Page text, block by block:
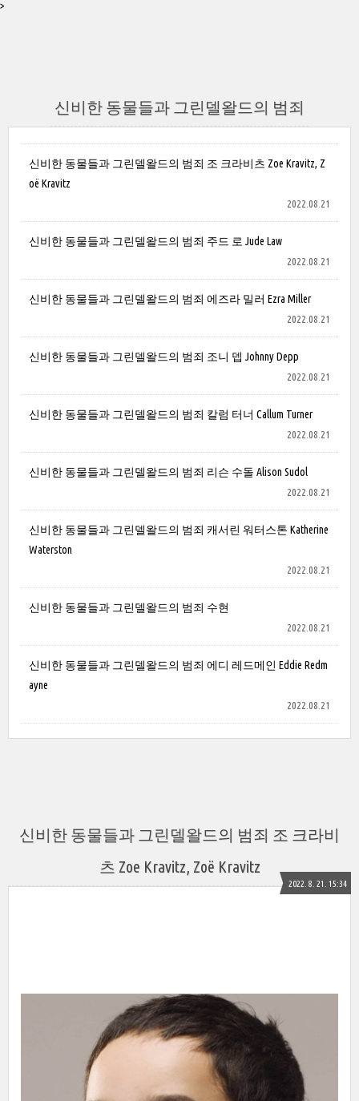
>
신비한 동물들과 그린델왈드의 범죄
신비한 동물들과 그린델왈드의 범죄 조 크라비츠 Zoe Kravitz, Z
oë Kravitz
2022.08.21
신비한 동물들과 그린델왈드의 범죄 주드 로 Jude Law
2022.08.21
신비한 동물들과 그린델왈드의 범죄 에즈라 밀러 Ezra Miller
2022.08.21
신비한 동물들과 그린델왈드의 범죄 조니 뎁 Johnny Depp
2022.08.21
신비한 동물들과 그린델왈드의 범죄 칼럼 터너 Callum Turner
2022.08.21
신비한 동물들과 그린델왈드의 범죄 리슨 수돌 Alison Sudol
2022.08.21
신비한 동물들과 그린델왈드의 범죄 캐서린 워터스톤 Katherine
Waterston
2022.08.21
신비한 동물들과 그린델왈드의 범죄 수현
2022.08.21
신비한 동물들과 그린델왈드의 범죄 에디 레드메인 Eddie Redm
ayne
2022.08.21
신비한 동물들과 그린델왈드의 범죄 조 크라비
츠 Zoe Kravitz, Zoë Kravitz
2022. 8. 21. 15:34